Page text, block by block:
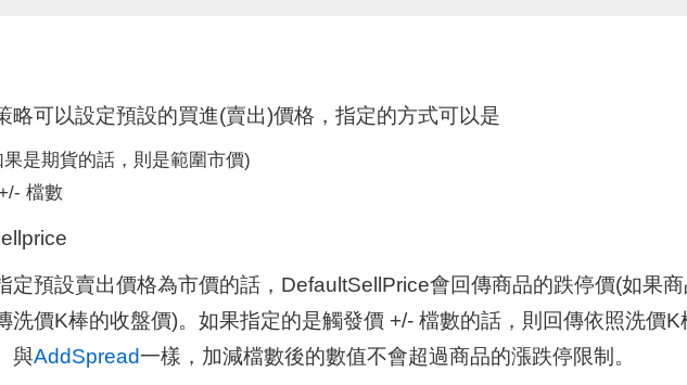
略可以設定預設的買進(賣出)價格，指定的方式可以是
是期貨的話，則是範圍市價)
檔數
定預設賣出價格為市價的話，DefaultSellPrice會回傳商品的跌停價(如果
洗價K棒的收盤價)。如果指定的是觸發價 +/- 檔數的話，則回傳依照洗價
與AddSpread一樣，加減檔數後的數值不會超過商品的漲跌停限制。